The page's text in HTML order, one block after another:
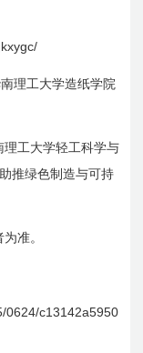
理工大学造纸学院
工大学轻工科学与
推绿色制造与可持
准。
0624/c13142a5950